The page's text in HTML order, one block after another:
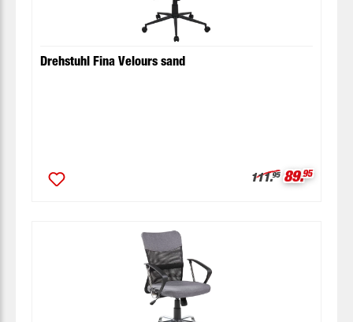
Drehstuhl Fina Velours sand
Regulärer Preis:
111.95 89.95